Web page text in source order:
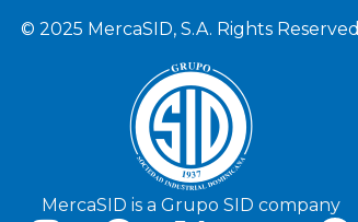
© 2025 MercaSID, S.A. Rights Reserved
MercaSID is a Grupo SID company